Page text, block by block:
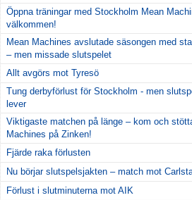
Öppna träningar med Stockholm Mean
välkommen!
Mean Machines avslutade säsongen med
– men missade slutspelet
Allt avgörs mot Tyresö
Tung derbyförlust för Stockholm - men
lever
Viktigaste matchen på länge – kom och
Machines på Zinken!
Fjärde raka förlusten
Nu börjar slutspelsjakten – match mot
Förlust i slutminuterna mot AIK